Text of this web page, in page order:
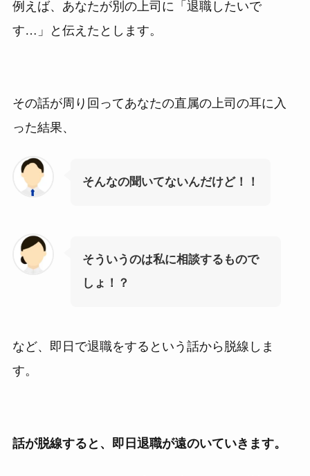
例えば、あなたが別の上司に「退職したいで
す…」と伝えたとします。
その話が周り回ってあなたの直属の上司の耳に入
った結果、
そんなの聞いてないんだけど！！
そういうのは私に相談するもので
しょ！？
など、即日で退職をするという話から脱線しま
す。
話が脱線すると、即日退職が遠のいていきます。